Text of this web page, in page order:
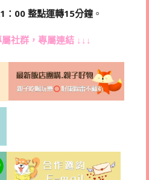
：00 整點運轉15分鐘。
社群 ，專屬連結 ↓↓↓